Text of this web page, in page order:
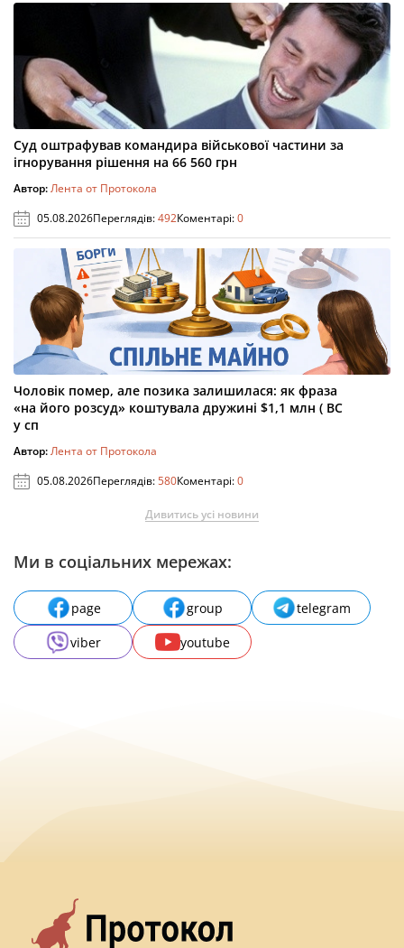
Суд оштрафував командира військової частини за
ігнорування рішення на 66 560 грн
Автор:Лента от Протокола
05.08.2026Переглядів:492Коментарі:0
Чоловік помер, але позика залишилася: як фраза
«на його розсуд» коштувала дружині $1,1 млн ( ВС
у сп
Автор:Лента от Протокола
05.08.2026Переглядів:580Коментарі:0
Дивитись усі новини
Ми в соціальних мережах:
page group
telegram
viber
youtube